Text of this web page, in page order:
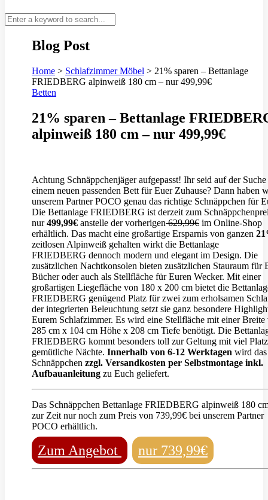
Blog Post
Home > Schlafzimmer Möbel > 21% sparen – Bettanlage
FRIEDBERG alpinweiß 180 cm – nur 499,99€
Betten
21% sparen – Bettanlage
alpinweiß 180 cm – nur 499,99€
Achtung Schnäppchenjäger aufgepasst! Ihr seid auf der Suche
einem neuen passenden Bett für Euer Zuhause? Dann haben
unserem Partner POCO genau das richtige Schnäppchen für
Die Bettanlage FRIEDBERG ist derzeit zum
nur499,99€ anstelle der vorherigen629,99€ im Online-Shop
erhältlich. Das macht eine großartige Ersparnis von ganzen
zeitlosen Alpinweiß gehalten wirkt die Bettanlage
FRIEDBERG dennoch modern und elegant im Design. Die
zusätzlichen Nachtkonsolen bieten zusätzlichen Stauraum für
Bücher oder auch als Stellfläche für Euren Wecker. Mit einer
großartigen Liegefläche von 180 x 200 cm bietet die
FRIEDBERG genügend Platz für zwei zum erholsamen
der integrierten Beleuchtung setzt sie ganz besondere
Eurem Schlafzimmer. Es wird eine Stellfläche mit einer Breite
285 cm x 104 cm Höhe x 208 cm Tiefe benötigt. Die
FRIEDBERG kommt besonders toll zur Geltung mit viel
gemütliche Nächte. Innerhalb von 6-12 Werktagen wird das
Schnäppchen zzgl. Versandkosten per Selbstmontage inkl.
Aufbauanleitung zu Euch geliefert.
Das Schnäppchen Bettanlage FRIEDBERG alpinweiß 180
zur Zeit nur noch zum Preis von 739,99€ bei unserem Partner
POCO erhältlich.
Zum Angebot nur 739,99€